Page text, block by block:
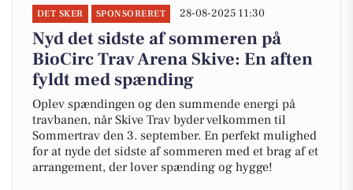
DET SKER SPONSORERET 28-08-2025 11:30
Nyd det sidste af sommeren på
BioCirc Trav Arena Skive: En aften
fyldt med spænding
Oplev spændingen og den summende energi på
travbanen, når Skive Trav byder velkommen til
Sommertrav den 3. september. En perfekt mulighed
for at nyde det sidste af sommeren med et brag af et
arrangement, der lover spænding og hygge!